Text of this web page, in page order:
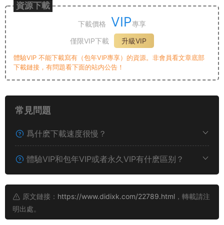
資源下載
下載價格 VIP專享
僅限VIP下載
升級VIP
體驗VIP 不能下載寫有（包年VIP專享）的資源。非會員看文章底部
下載鏈接，有問題看下面的站内公告！
常見問題
爲什麽下載速度很慢？
體驗VIP和包年VIP或者永久VIP有什麽區别？
原文鏈接： https://www.didixk.com/22789.html ，轉載請注
明出處。